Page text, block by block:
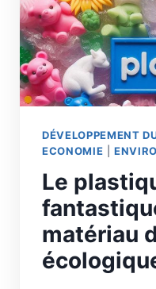
DÉVELOPPEMENT
ECONOMIE |
Le
matériau